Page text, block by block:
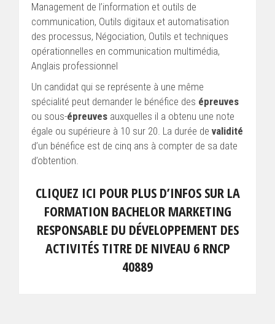
Management de l’information et outils de
communication, Outils digitaux et automatisation
des processus, Négociation, Outils et techniques
opérationnelles en communication multimédia,
Anglais professionnel
Un candidat qui se représente à une même
spécialité peut demander le bénéfice des épreuves
ou sous-épreuves auxquelles il a obtenu une note
égale ou supérieure à 10 sur 20. La durée de validité
d’un bénéfice est de cinq ans à compter de sa date
d’obtention.
CLIQUEZ ICI POUR PLUS D’INFOS SUR LA
FORMATION BACHELOR MARKETING
RESPONSABLE DU DÉVELOPPEMENT DES
ACTIVITÉS TITRE DE NIVEAU 6 RNCP
40889